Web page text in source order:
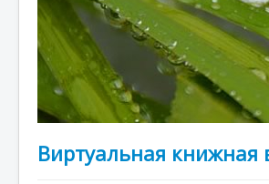
Виртуальная книжная